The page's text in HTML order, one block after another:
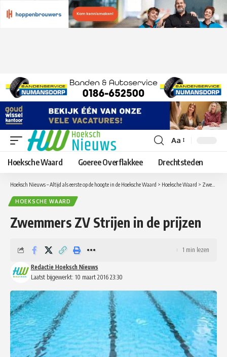
Lettergrootte
aanpassen
Aa
Hoeksche Waard Goeree Overflakkee Drechtsteden
Hoeksch Nieuws – Altijd als eerste op de hoogte in de Hoeksche Waard > Hoeksche Waard > Zwemmers ZV Strijen in de prijzen
HOEKSCHE WAARD
Zwemmers ZV Strijen in de prijzen
Laatst bijgewerkt: 10 maart 2016 23:30
Redactie Hoeksch Nieuws
1 min lezen